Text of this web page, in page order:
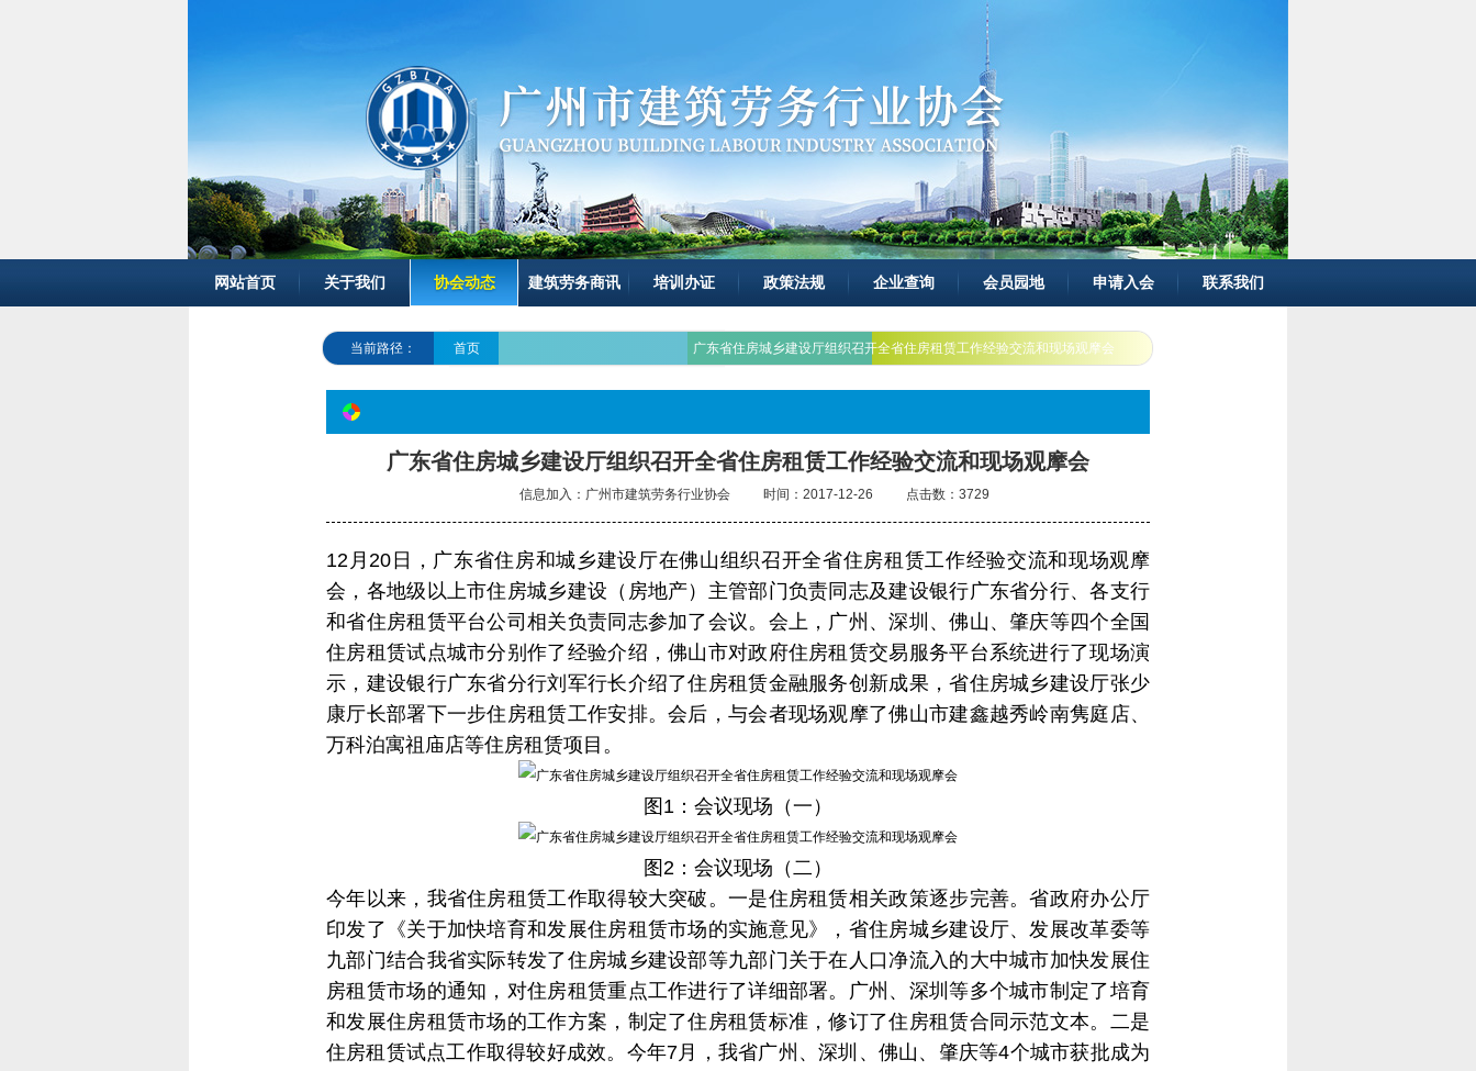
网站首页 关于我们 协会动态 建筑劳务商讯 培训办证 政策法规 企业查询 会员园地 申请入会 联系我们
当前路径： 首页 广东省住房城乡建设厅组织召开全省住房租赁工作经验交流和现场观摩会
广东省住房城乡建设厅组织召开全省住房租赁工作经验交流和现场观摩会
信息加入：广州市建筑劳务行业协会 时间：2017-12-26 点击数：3729
12月20日，广东省住房和城乡建设厅在佛山组织召开全省住房租赁工作经验交流和现场观摩
会，各地级以上市住房城乡建设（房地产）主管部门负责同志及建设银行广东省分行、各支行
和省住房租赁平台公司相关负责同志参加了会议。会上，广州、深圳、佛山、肇庆等四个全国
住房租赁试点城市分别作了经验介绍，佛山市对政府住房租赁交易服务平台系统进行了现场演
示，建设银行广东省分行刘军行长介绍了住房租赁金融服务创新成果，省住房城乡建设厅张少
康厅长部署下一步住房租赁工作安排。会后，与会者现场观摩了佛山市建鑫越秀岭南隽庭店、
万科泊寓祖庙店等住房租赁项目。
图1：会议现场（一）
图2：会议现场（二）
今年以来，我省住房租赁工作取得较大突破。一是住房租赁相关政策逐步完善。省政府办公厅
印发了《关于加快培育和发展住房租赁市场的实施意见》，省住房城乡建设厅、发展改革委等
九部门结合我省实际转发了住房城乡建设部等九部门关于在人口净流入的大中城市加快发展住
房租赁市场的通知，对住房租赁重点工作进行了详细部署。广州、深圳等多个城市制定了培育
和发展住房租赁市场的工作方案，制定了住房租赁标准，修订了住房租赁合同示范文本。二是
住房租赁试点工作取得较好成效。今年7月，我省广州、深圳、佛山、肇庆等4个城市获批成为